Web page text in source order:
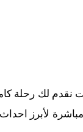
لك رحلة
لأبرز